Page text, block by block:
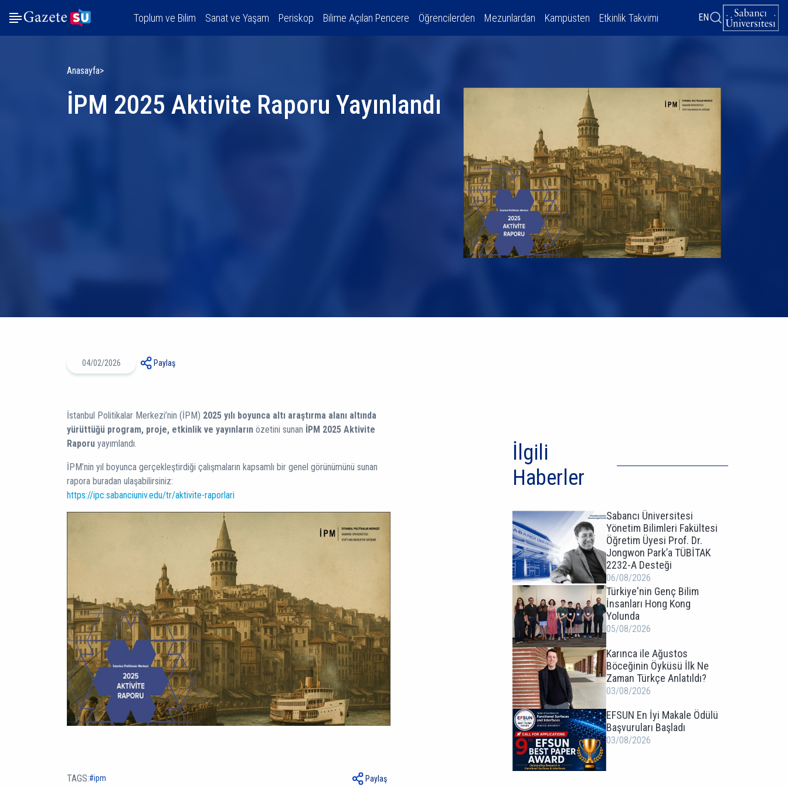
Toplum ve Bilim Sanat ve Yaşam Periskop Bilime Açılan Pencere Öğrencilerden Mezunlardan Kampüsten Etkinlik Takvimi EN
Anasayfa
İPM 2025 Aktivite Raporu Yayınlandı
04/02/2026 Paylaş
İstanbul Politikalar Merkezi’nin (İPM) 2025 yılı boyunca altı araştırma alanı altında
yürüttüğü program, proje, etkinlik ve yayınların özetini sunan İPM 2025 Aktivite
Raporu yayımlandı.
İPM’nin yıl boyunca gerçekleştirdiği çalışmaların kapsamlı bir genel görünümünü sunan
rapora buradan ulaşabilirsiniz:
https://ipc.sabanciuniv.edu/tr/aktivite-raporlari
TAGS: ipm Paylaş
İlgili
Haberler
Sabancı Üniversitesi
Yönetim Bilimleri Fakültesi
Öğretim Üyesi Prof. Dr.
Jongwon Park’a TÜBİTAK
2232-A Desteği
06/08/2026
Türkiye'nin Genç Bilim
İnsanları Hong Kong
Yolunda
05/08/2026
Karınca ile Ağustos
Böceğinin Öyküsü İlk Ne
Zaman Türkçe Anlatıldı?
03/08/2026
EFSUN En İyi Makale Ödülü
Başvuruları Başladı
03/08/2026